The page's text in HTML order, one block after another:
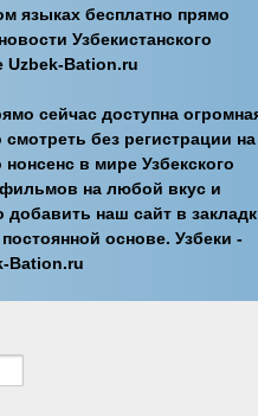
языках бесплатно прямо
Узбекистанского
Uzbek-Bation.ru
сейчас доступна
без регистрации на
в мире Узбекского
на любой вкус и
добавить наш сайт в
основе. Узбеки -
Bation.ru